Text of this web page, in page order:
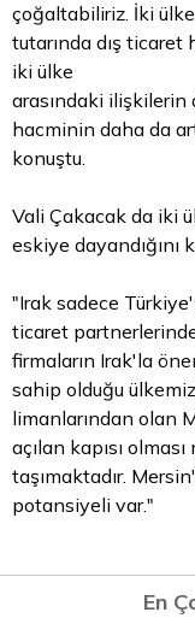
çoğaltabiliriz. İki
tutarında dış
iki ülke
arasındaki
hacminin daha da
konuştu.
Vali Çakacak da iki
eskiye dayandığını
"Irak sadece
ticaret
firmaların Irak'la
sahip olduğu
limanlarından olan
açılan kapısı
taşımaktadır.
potansiyeli var."
En